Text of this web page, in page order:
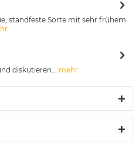
standfeste Sorte mit sehr frühem
diskutieren... mehr